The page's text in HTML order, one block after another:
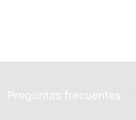
Preguntas frecuentes